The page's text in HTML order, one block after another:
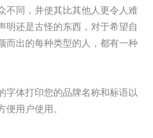
不同，并使其比其他人更令人难
明还是古怪的东西，对于希望自
而出的每种类型的人，都有一种
字体打印您的品牌名称和标语以
便用户使用。